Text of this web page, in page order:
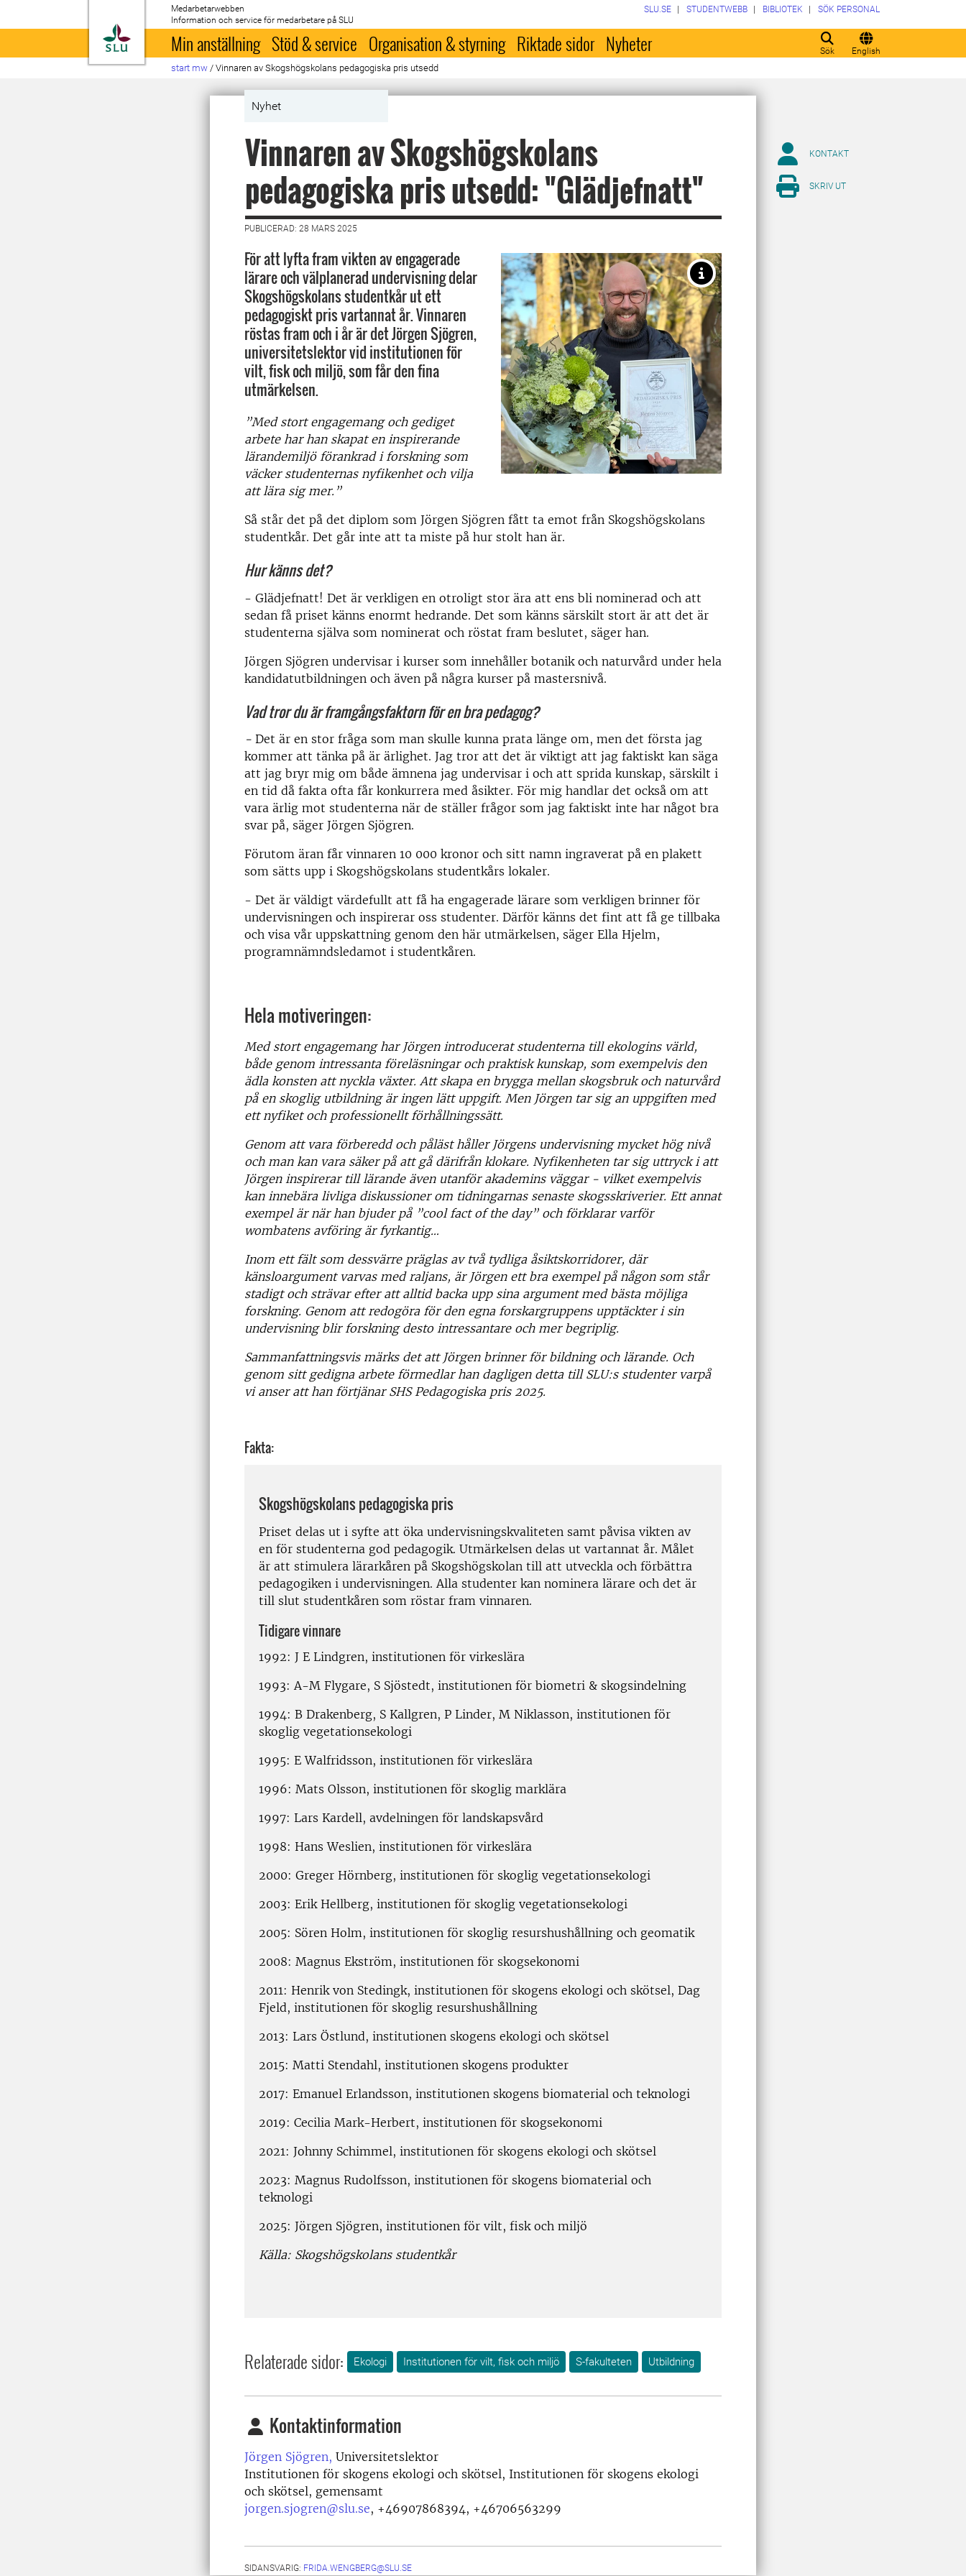
Till startsida
Medarbetarwebben
Information och service för medarbetare på SLU
Sök English
SLU.SE STUDENTWEBB BIBLIOTEK SÖK PERSONAL
Min anställning Stöd & service Organisation & styrning Riktade sidor Nyheter
start mw / Vinnaren av Skogshögskolans pedagogiska pris utsedd
Nyhet
Vinnaren av Skogshögskolans
pedagogiska pris utsedd: "Glädjefnatt"
PUBLICERAD: 28 MARS 2025
För att lyfta fram vikten av engagerade
lärare och välplanerad undervisning delar
Skogshögskolans studentkår ut ett
pedagogiskt pris vartannat år. Vinnaren
röstas fram och i år är det Jörgen Sjögren,
universitetslektor vid institutionen för
vilt, fisk och miljö, som får den fina
utmärkelsen.
”Med stort engagemang och gediget
arbete har han skapat en inspirerande
lärandemiljö förankrad i forskning som
väcker studenternas nyfikenhet och vilja
att lära sig mer.”
Så står det på det diplom som Jörgen Sjögren fått ta emot från Skogshögskolans
studentkår. Det går inte att ta miste på hur stolt han är.
Hur känns det?
- Glädjefnatt! Det är verkligen en otroligt stor ära att ens bli nominerad och att
sedan få priset känns enormt hedrande. Det som känns särskilt stort är att det är
studenterna själva som nominerat och röstat fram beslutet, säger han.
Jörgen Sjögren undervisar i kurser som innehåller botanik och naturvård under hela
kandidatutbildningen och även på några kurser på mastersnivå.
Vad tror du är framgångsfaktorn för en bra pedagog?
- Det är en stor fråga som man skulle kunna prata länge om, men det första jag
kommer att tänka på är ärlighet. Jag tror att det är viktigt att jag faktiskt kan säga
att jag bryr mig om både ämnena jag undervisar i och att sprida kunskap, särskilt i
en tid då fakta ofta får konkurrera med åsikter. För mig handlar det också om att
vara ärlig mot studenterna när de ställer frågor som jag faktiskt inte har något bra
svar på, säger Jörgen Sjögren.
Förutom äran får vinnaren 10 000 kronor och sitt namn ingraverat på en plakett
som sätts upp i Skogshögskolans studentkårs lokaler.
- Det är väldigt värdefullt att få ha engagerade lärare som verkligen brinner för
undervisningen och inspirerar oss studenter. Därför känns det fint att få ge tillbaka
och visa vår uppskattning genom den här utmärkelsen, säger Ella Hjelm,
programnämndsledamot i studentkåren.
Hela motiveringen:
Med stort engagemang har Jörgen introducerat studenterna till ekologins värld,
både genom intressanta föreläsningar och praktisk kunskap, som exempelvis den
ädla konsten att nyckla växter. Att skapa en brygga mellan skogsbruk och naturvård
på en skoglig utbildning äringen lätt uppgift. Men Jörgen tar sig an uppgiften med
ett nyfiket och professionelltförhållningssätt.
Genom att vara förberedd och påläst håller Jörgens undervisning myckethög nivå
och man kan vara säker på att gå därifrån klokare. Nyfikenheten tar sig uttryck i att
Jörgen inspirerar till lärande även utanför akademins väggar - vilket exempelvis
kan innebära livliga diskussioner om tidningarnas senaste skogsskriverier. Ett annat
exempel ärnär han bjuder på ”cool fact of the day” och förklarar varför
wombatens avföring ärfyrkantig…
Inom ett fält som dessvärre präglas av två tydliga åsiktskorridorer, där
känsloargument varvas med raljans, är Jörgen ett bra exempel på någon som står
stadigt och strävar efter att alltid backa upp sina argument med bästa möjliga
forskning. Genom att redogöra för den egnaforskargruppens upptäckter i sin
undervisning blir forskning desto intressantare och mer begriplig.
Sammanfattningsvis märks det att Jörgen brinner för bildning och lärande. Och
genom sitt gedigna arbete förmedlar han dagligen detta till SLU:s studenter varpå
vi anser att han förtjänar SHS Pedagogiska pris 2025.
Fakta:
Skogshögskolans pedagogiska pris
Priset delas ut i syfte att öka undervisningskvaliteten samt påvisa vikten av
en för studenterna god pedagogik. Utmärkelsen delas ut vartannat år. Målet
är att stimulera lärarkåren på Skogshögskolan till att utveckla och förbättra
pedagogiken i undervisningen. Alla studenter kan nominera lärare och det är
till slut studentkåren som röstar fram vinnaren.
Tidigare vinnare
1992: J E Lindgren, institutionen för virkeslära
1993: A-M Flygare, S Sjöstedt, institutionen för biometri & skogsindelning
1994: B Drakenberg, S Kallgren, P Linder, M Niklasson, institutionen för
skoglig vegetationsekologi
1995: E Walfridsson, institutionen för virkeslära
1996: Mats Olsson, institutionen för skoglig marklära
1997: Lars Kardell, avdelningen för landskapsvård
1998: Hans Weslien, institutionen för virkeslära
2000: Greger Hörnberg, institutionen för skoglig vegetationsekologi
2003: Erik Hellberg, institutionen för skoglig vegetationsekologi
2005: Sören Holm, institutionen för skoglig resurshushållning och geomatik
2008: Magnus Ekström, institutionen för skogsekonomi
2011: Henrik von Stedingk, institutionen för skogens ekologi och skötsel, Dag
Fjeld, institutionen för skoglig resurshushållning
2013: Lars Östlund, institutionen skogens ekologi och skötsel
2015: Matti Stendahl, institutionen skogens produkter
2017: Emanuel Erlandsson, institutionen skogens biomaterial och teknologi
2019: Cecilia Mark-Herbert, institutionen för skogsekonomi
2021: Johnny Schimmel, institutionen för skogens ekologi och skötsel
2023: Magnus Rudolfsson, institutionen för skogens biomaterial och
teknologi
2025: Jörgen Sjögren, institutionen för vilt, fisk och miljö
Källa: Skogshögskolans studentkår
Relaterade sidor: Ekologi Institutionen för vilt, fisk och miljö S-fakulteten Utbildning
Kontaktinformation
Jörgen Sjögren, Universitetslektor
Institutionen för skogens ekologi och skötsel, Institutionen för skogens ekologi
och skötsel, gemensamt
jorgen.sjogren@slu.se, +46907868394, +46706563299
SIDANSVARIG: FRIDA.WENGBERG@SLU.SE
KONTAKT
SKRIV UT